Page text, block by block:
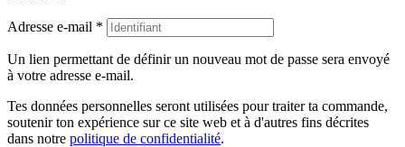
Adresse e-mail *
Un lien permettant de définir un nouveau mot de passe sera envoyé
à votre adresse e-mail.
Tes données personnelles seront utilisées pour traiter ta commande,
soutenir ton expérience sur ce site web et à d'autres fins décrites
dans notre politique de confidentialité.